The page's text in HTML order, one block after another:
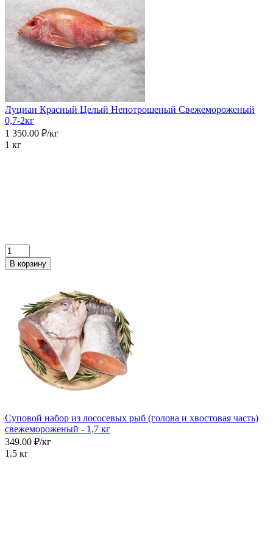
Луциан Красный Целый Непотрошеный Свежемороженый
0,7-2кг
1 350.00 ₽/кг
1 кг
В корзину
Суповой набор из лососевых рыб (голова и хвостовая часть)
свежемороженый - 1,7 кг
349.00 ₽/кг
1.5 кг